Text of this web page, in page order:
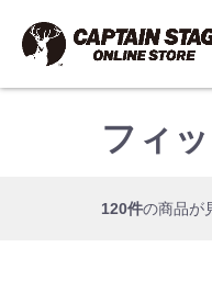
フィ
120件の商品が